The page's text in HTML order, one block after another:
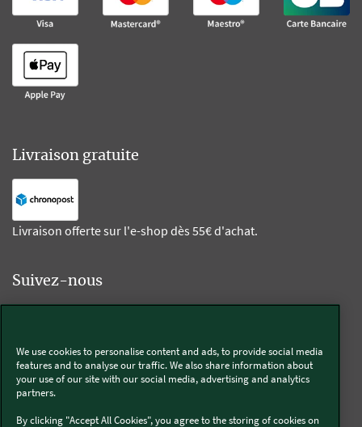
Livraison gratuite
Livraison offerte sur l'e-shop dès 55€ d'achat.
Suivez-nous
Thermomix®
We use cookies to personalise content and ads, to provide social media
features and to analyse our traffic. We also share information about
your use of our site with our social media, advertising and analytics
partners.
By clicking "Accept All Cookies", you agree to the storing of cookies on